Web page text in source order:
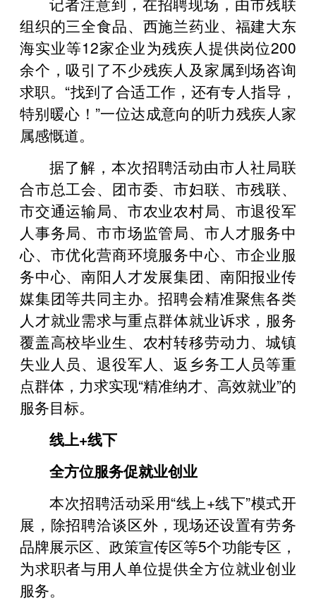
组织的三全食品、西施兰药业、福建大东
海实业等12家企业为残疾人提供岗位200
余个，吸引了不少残疾人及家属到场咨询
求职。“找到了合适工作，还有专人指导，
特别暖心！”一位达成意向的听力残疾人家
属感慨道。
据了解，本次招聘活动由市人社局联
合市总工会、团市委、市妇联、市残联、
市交通运输局、市农业农村局、市退役军
人事务局、市市场监管局、市人才服务中
心、市优化营商环境服务中心、市企业服
务中心、南阳人才发展集团、南阳报业传
媒集团等共同主办。招聘会精准聚焦各类
人才就业需求与重点群体就业诉求，服务
覆盖高校毕业生、农村转移劳动力、城镇
失业人员、退役军人、返乡务工人员等重
点群体，力求实现“精准纳才、高效就业”的
服务目标。
线上+线下
全方位服务促就业创业
本次招聘活动采用“线上+线下”模式开
展，除招聘洽谈区外，现场还设置有劳务
品牌展示区、政策宣传区等5个功能专区，
为求职者与用人单位提供全方位就业创业
服务。